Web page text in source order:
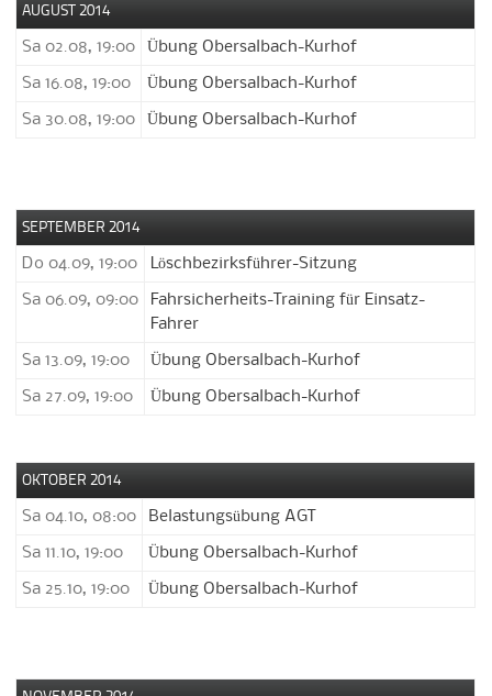
AUGUST 2014
Sa 02.08, 19:00 Übung Obersalbach-Kurhof
Sa 16.08, 19:00 Übung Obersalbach-Kurhof
Sa 30.08, 19:00 Übung Obersalbach-Kurhof
SEPTEMBER 2014
Do 04.09, 19:00 Löschbezirksführer-Sitzung
Sa 06.09, 09:00
Fahrsicherheits-Training für Einsatz-
Fahrer
Sa 13.09, 19:00 Übung Obersalbach-Kurhof
Sa 27.09, 19:00 Übung Obersalbach-Kurhof
OKTOBER 2014
Sa 04.10, 08:00 Belastungsübung AGT
Sa 11.10, 19:00 Übung Obersalbach-Kurhof
Sa 25.10, 19:00 Übung Obersalbach-Kurhof